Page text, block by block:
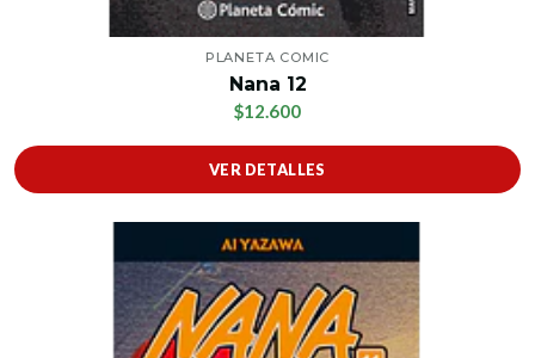
PLANETA COMIC
Nana 12
$12.600
VER DETALLES